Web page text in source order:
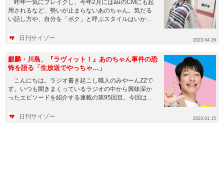
昨年一気にブレイクし、今年2月にはauのCMにも起
用されるなど、勢いが止まらないあのちゃん。気だる
い話し方や、自分を「ボク」と呼ぶスタイルはいかに
日刊サイゾー 2023.04.26
麒麟・川島、『ラヴィット！』あのちゃん事件の恐
怖を語る「生放送でやっちゃ…」
こんにちは。ラジオ書き起こし職人のみやーんZZで
す。いつも聞きまくっているラジオの中から興味深か
ったエピソードを紹介する連載の第95回目。今回は
日刊サイゾー 2023.01.15